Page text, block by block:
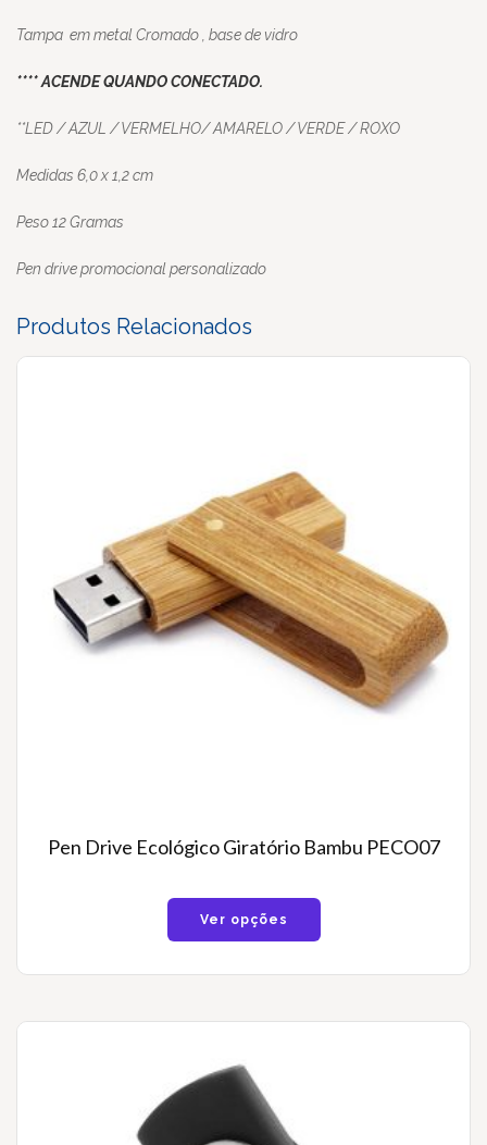
Tampa em metal Cromado , base de vidro
**** ACENDE QUANDO CONECTADO.
**LED / AZUL / VERMELHO/ AMARELO / VERDE / ROXO
Medidas 6,0 x 1,2 cm
Peso 12 Gramas
Pen drive promocional personalizado
Produtos Relacionados
Pen Drive Ecológico Giratório Bambu PECO07
Ver opções